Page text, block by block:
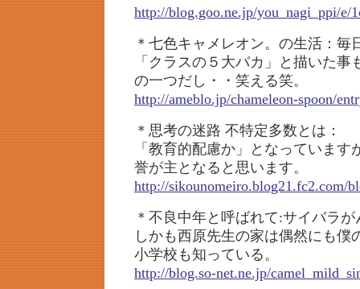
http://blog.goo.ne.jp/you_nagi_ppi/e/
＊七色キャメレオン。の生活：毎
「クラスの５大バカ」と描いた
の一つだし・・笑える笑。
http://ameblo.jp/chameleon-spoon/
＊思考の迷路 不特定多数とは：
「教育的配慮か」となっていま
誉が主となると思います。
http://sikounomeiro.blog21.fc2.com/
＊不良中年と呼ばれて:サイバラが
しかも西原先生の家は偶然にも僕
小学校も知っている。
http://blog.so-net.ne.jp/